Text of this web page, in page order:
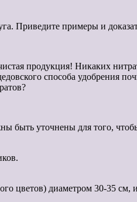
Приведите примеры и
продукция! Никаких
способа удобрения
быть уточнены для того,
цветов) диаметром 30-35 см,